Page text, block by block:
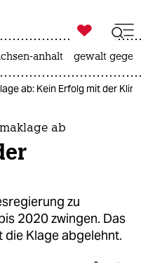

taz zahl ich
anhalt gewalt
ab: Kein Erfolg mit der
ab
zu
2020 zwingen. Das
Klage abgelehnt.